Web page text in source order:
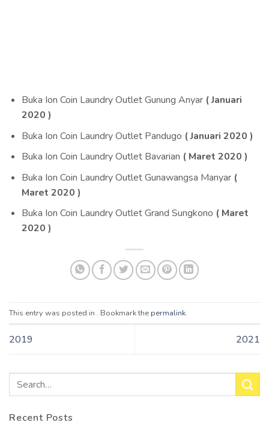
Buka Ion Coin Laundry Outlet Gunung Anyar ( Januari
2020 )
Buka Ion Coin Laundry Outlet Pandugo ( Januari 2020 )
Buka Ion Coin Laundry Outlet Bavarian ( Maret 2020 )
Buka Ion Coin Laundry Outlet Gunawangsa Manyar (
Maret 2020 )
Buka Ion Coin Laundry Outlet Grand Sungkono ( Maret
2020 )
This entry was posted in . Bookmark the permalink.
2019 2021
Recent Posts